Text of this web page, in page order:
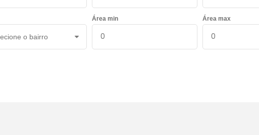
Área min Área max